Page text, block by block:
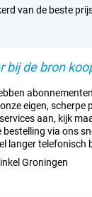
van de beste
bij de bron
eigen, scherpe
aan, kijk
bestelling via ons
langer telefonisch
Groningen